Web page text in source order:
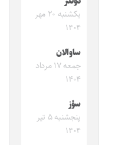
یکشنبه ۲۰ مهر
۱۴۰۴
ساوالان
جمعه ۱۷ مرداد
۱۴۰۴
سؤز
پنجشنبه ۵ تیر
۱۴۰۴